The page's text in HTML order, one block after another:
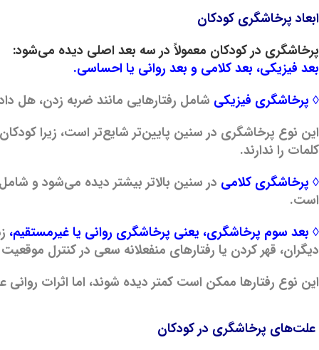
ابعاد پرخاشگری کودکان
پرخاشگری در کودکان معمولاً در سه بعد اصلی دیده می‌شود:
بعد فیزیکی، بعد کلامی و بعد روانی یا احساسی.
◊ پرخاشگری فیزیکی شامل رفتارهایی مانند ضربه زدن، هل
این نوع پرخاشگری در سنین پایین‌تر شایع‌تر است، زیرا
کلمات را ندارند.
◊ پرخاشگری کلامی در سنین بالاتر بیشتر دیده می‌شود و
است.
◊ بعد سوم پرخاشگری، یعنی پرخاشگری روانی یا غیرمستقیم،
دیگران، قهر کردن یا رفتارهای منفعلانه سعی در کنترل موقعیت
این نوع رفتارها ممکن است کمتر دیده شوند، اما اثرات
علت‌های پرخاشگری در کودکان